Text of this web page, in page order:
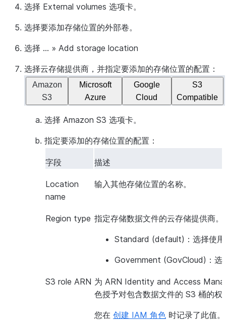
选择 External volumes 选项卡。
选择要添加存储位置的外部卷。
选择 ... » Add storage location
选择云存储提供商，并指定要添加的存储位置的配置：
Amazon
S3
Microsoft
Azure
Google
Cloud
S3
Compatible
选择 Amazon S3 选项卡。
指定要添加的存储位置的配置：
字段 描述
Location
name
输入其他存储位置的名称。
Region type 指定存储数据文件的云存储提供商。
Standard (default) ：选择使
Government (GovCloud) ：
S3 role ARN 为 ARN Identity and Access
色授予对包含数据文件的 S3 桶的权
您在 创建 IAM 角色 时记录了此值。